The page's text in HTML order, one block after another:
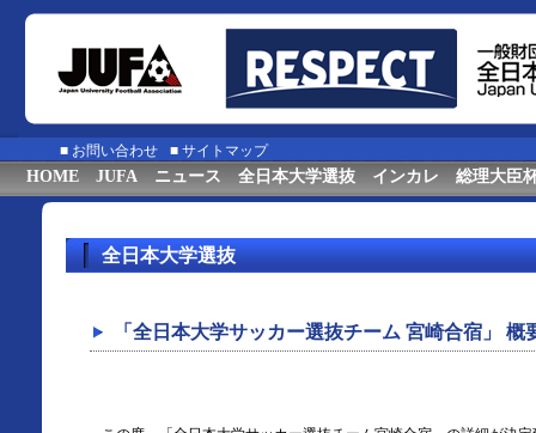
■ お問い合わせ ■ サイトマップ
HOME JUFA ニュース 全日本大学選抜 インカレ 総理大臣
全日本大学選抜
「全日本大学サッカー選抜チーム 宮崎合宿」